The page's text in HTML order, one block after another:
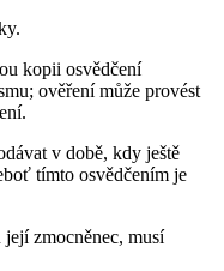
kopii osvědčení
ověření může provést
v době, kdy ještě
tímto osvědčením je
zmocněnec, musí